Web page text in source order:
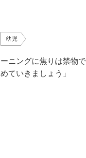
幼児
ーニングに焦りは禁物
ていきましょう」